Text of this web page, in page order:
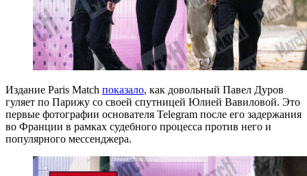
Издание Paris Match показало, как довольный Павел Дуров
гуляет по Парижу со своей спутницей Юлией Вавиловой. Это
первые фотографии основателя Telegram после его задержания
во Франции в рамках судебного процесса против него и
популярного мессенджера.